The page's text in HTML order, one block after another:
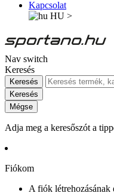
Kapcsolat
HU >
Nav switch
Keresés
Keresés
Keresés
Mégse
Adja meg a keresőszót a
Fiókom
A fiók létrehozásának